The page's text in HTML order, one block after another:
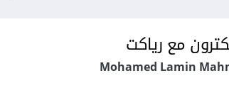
مع رياكت